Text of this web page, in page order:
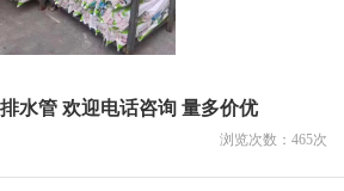
水管 欢迎电话咨询 量多价优
浏览次数： 465次